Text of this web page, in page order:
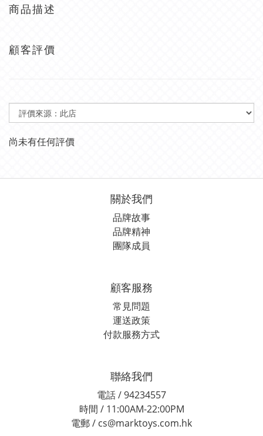
商品描述
顧客評價
尚未有任何評價
關於我們
品牌故事
品牌精神
團隊成員
顧客服務
常見問題
運送政策
付款服務方式
聯絡我們
電話 / 94234557
時間 / 11:00AM-22:00PM
電郵 / cs@marktoys.com.hk